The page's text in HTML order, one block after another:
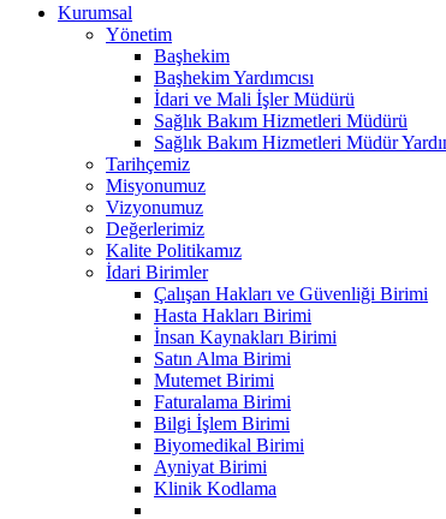
Kurumsal
Yönetim
Başhekim
Başhekim Yardımcısı
İdari ve Mali İşler Müdürü
Sağlık Bakım Hizmetleri Müdürü
Sağlık Bakım Hizmetleri Müdür
Tarihçemiz
Misyonumuz
Vizyonumuz
Değerlerimiz
Kalite Politikamız
İdari Birimler
Çalışan Hakları ve Güvenliği Birimi
Hasta Hakları Birimi
İnsan Kaynakları Birimi
Satın Alma Birimi
Mutemet Birimi
Faturalama Birimi
Bilgi İşlem Birimi
Biyomedikal Birimi
Ayniyat Birimi
Klinik Kodlama